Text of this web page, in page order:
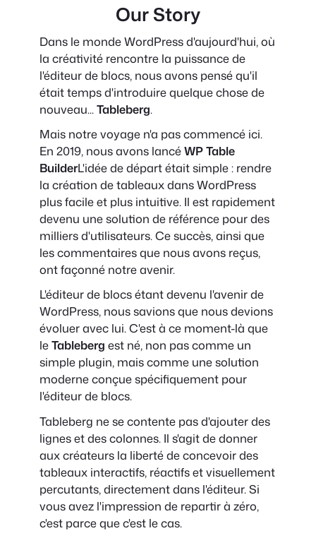
Our Story
Dans le monde WordPress d'aujourd'hui, où
la créativité rencontre la puissance de
l'éditeur de blocs, nous avons pensé qu'il
était temps d'introduire quelque chose de
nouveau...Tableberg.
Mais notre voyage n'a pas commencé ici.
En 2019, nous avons lancéWP Table
BuilderL'idée de départ était simple : rendre
la création de tableaux dans WordPress
plus facile et plus intuitive. Il est rapidement
devenu une solution de référence pour des
milliers d'utilisateurs. Ce succès, ainsi que
les commentaires que nous avons reçus,
ont façonné notre avenir.
L'éditeur de blocs étant devenu l'avenir de
WordPress, nous savions que nous devions
évoluer avec lui. C'est à ce moment-là que
leTableberg est né, non pas comme un
simple plugin, mais comme une solution
moderne conçue spécifiquement pour
l'éditeur de blocs.
Tableberg ne se contente pas d'ajouter des
lignes et des colonnes. Il s'agit de donner
aux créateurs la liberté de concevoir des
tableaux interactifs, réactifs et visuellement
percutants, directement dans l'éditeur. Si
vous avez l'impression de repartir à zéro,
c'est parce que c'est le cas.